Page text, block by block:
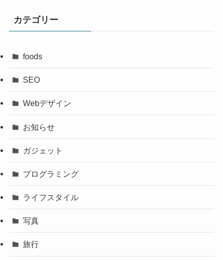
カテゴリー
foods
SEO
Webデザイン
お知らせ
ガジェット
プログラミング
ライフスタイル
写真
旅行